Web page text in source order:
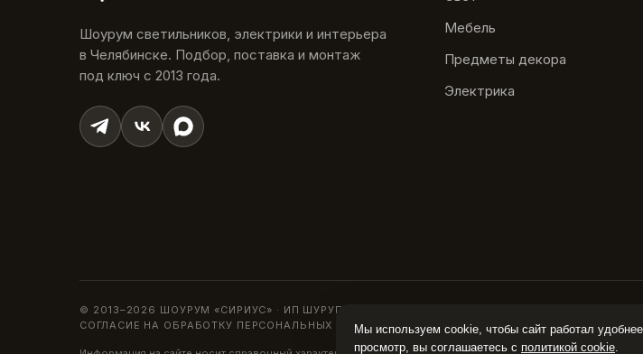
Шоурум светильников, электрики и интерьера
в Челябинске. Подбор, поставка и монтаж
под ключ с 2013 года.
Мебель
Предметы декора
Электрика
© 2013–2026 ШОУРУМ «СИРИУС» · ИП ШУРУПОВА О. Н.
СОГЛАСИЕ НА ОБРАБОТКУ ПЕРСОНАЛЬНЫХ ДАННЫХПОЛИТИКА КОНФИДЕНЦИАЛЬНОСТИ
Мы используем cookie, чтобы сайт работал
просмотр, вы соглашаетесь с политикой cookie.